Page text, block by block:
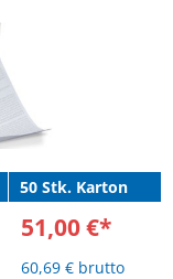
50 Stk. Karton
51,00 €*
60,69 € brutto